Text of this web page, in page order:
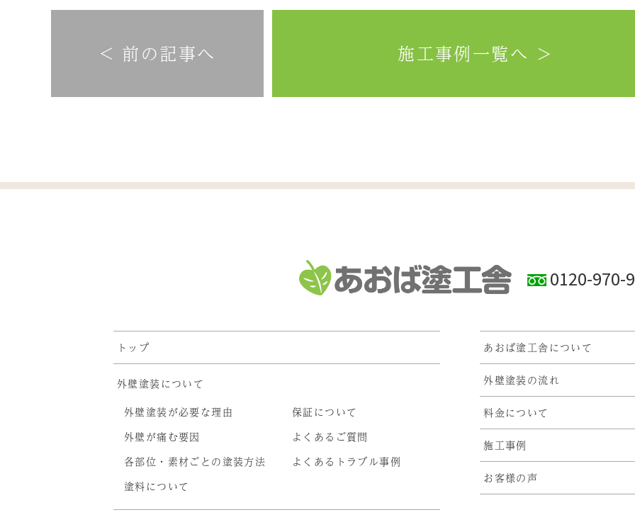
< 前の記事へ 施工事例一覧へ ＞
0120-970-
トップ
外壁塗装について
外壁塗装が必要な理由
外壁が痛む要因
各部位・素材ごとの塗装方法
塗料について
保証について
よくあるご質問
よくあるトラブル事例
あおば塗工舎について
外壁塗装の流れ
料金について
施工事例
お客様の声